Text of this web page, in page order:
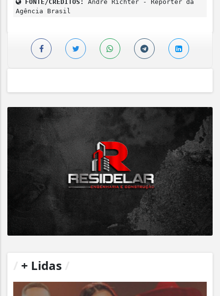
FONTE/CRÉDITOS:
André Richter - Repórter da
Agência Brasil
+ Lidas